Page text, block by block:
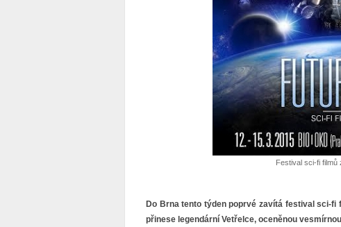
Festival sci-fi filmů
Do Brna tento týden poprvé zavítá festival sci-
přinese legendární Vetřelce, oceněnou